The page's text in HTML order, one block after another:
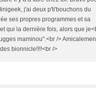
j'ai deux p'ti'bouchons du
ses propres programmes et sa
qui la dernière fois, alors que
maminou".<br />
bionnicle!!!!<br />